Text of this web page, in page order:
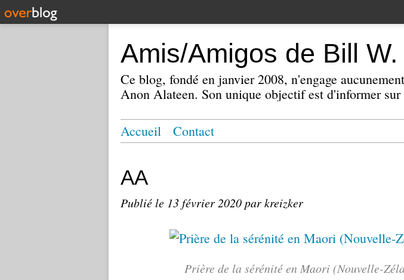
Amis/Amigos de Bill
Ce blog, fondé en janvier 2008, n'engage
Anon Alateen. Son unique objectif est d'informer
Accueil Contact
AA
Publié le 13 février 2020par kreizker
Prière de la sérénité en Maori (Nouvelle-